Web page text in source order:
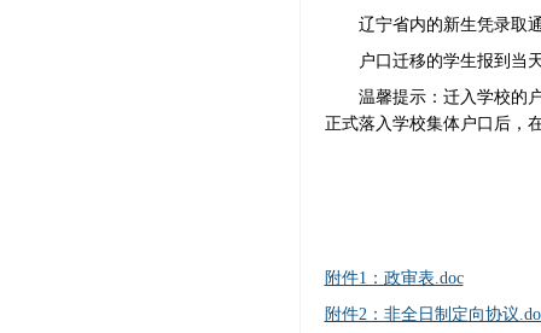
辽宁省内的新生凭录取
户口迁移的学生报到当
温馨提示：迁入学校的
正式落入学校集体户口后，
附件1：政审表.doc
附件2：非全日制定向协议